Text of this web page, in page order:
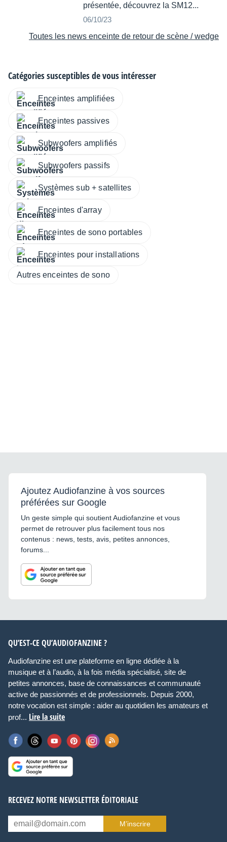
présentée, découvrez la SM12...
06/10/23
Toutes les news enceinte de retour de scène / wedge
Catégories susceptibles de vous intéresser
Enceintes amplifiées
Enceintes passives
Subwoofers amplifiés
Subwoofers passifs
Systèmes sub + satellites
Enceintes d'array
Enceintes de sono portables
Enceintes pour installations
Autres enceintes de sono
Ajoutez Audiofanzine à vos sources
préférées sur Google
Un geste simple qui soutient Audiofanzine et vous
permet de retrouver plus facilement tous nos
contenus : news, tests, avis, petites annonces,
forums...
QU’EST-CE QU’AUDIOFANZINE ?
Audiofanzine est une plateforme en ligne dédiée à la
musique et à l’audio, à la fois média spécialisé, site de
petites annonces, base de connaissances et communauté
active de passionnés et de professionnels. Depuis 2000,
notre vocation est simple : aider au quotidien les amateurs et
prof... Lire la suite
RECEVEZ NOTRE NEWSLETTER ÉDITORIALE
M’inscrire